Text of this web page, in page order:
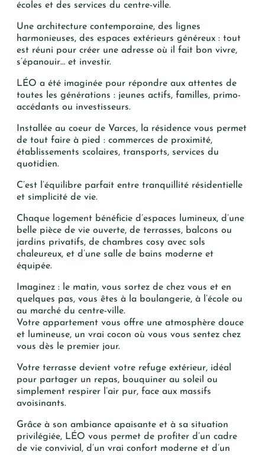
TÉLÉPHONE
Votre recherche
T2
T5 et +
Je peux me désabonner à tout
moment.
écoles et des services du centre-ville.
Une architecture contemporaine, des lignes
harmonieuses, des espaces extérieurs généreux : tout
est réuni pour créer une adresse où il fait bon vivre,
s’épanouir… et investir.
LÉO a été imaginée pour répondre aux attentes de
toutes les générations : jeunes actifs, familles, primo-
accédants ou investisseurs.
Installée au coeur de Varces, la résidence vous permet
de tout faire à pied : commerces de proximité,
établissements scolaires, transports, services du
quotidien.
C’est l’équilibre parfait entre tranquillité résidentielle
et simplicité de vie.
Chaque logement bénéficie d’espaces lumineux, d’une
belle pièce de vie ouverte, de terrasses, balcons ou
jardins privatifs, de chambres cosy avec sols
chaleureux, et d’une salle de bains moderne et
équipée.
Imaginez : le matin, vous sortez de chez vous et en
quelques pas, vous êtes à la boulangerie, à l’école ou
au marché du centre-ville.
Votre appartement vous offre une atmosphère douce
et lumineuse, un vrai cocon où vous vous sentez chez
vous dès le premier jour.
Votre terrasse devient votre refuge extérieur, idéal
pour partager un repas, bouquiner au soleil ou
simplement respirer l’air pur, face aux massifs
avoisinants.
Grâce à son ambiance apaisante et à sa situation
privilégiée, LÉO vous permet de profiter d’un cadre
de vie convivial, d’un vrai confort moderne et d’un